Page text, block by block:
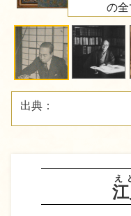
江
え
の全
出典：